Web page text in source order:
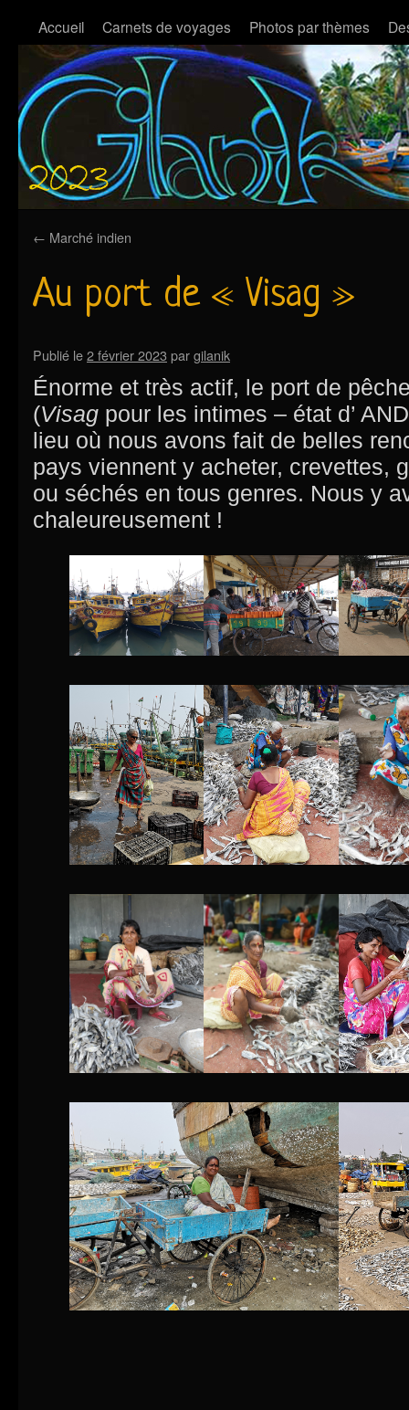
Accueil Carnets de voyages Photos par thèmes
← Marché indien
Au port de « Visag »
Publié le2 février 2023 pargilanik
Énorme et très actif, le port de
(Visag pour les intimes – état d’
lieu où nous avons fait de belles
pays viennent y acheter, crevettes,
ou séchés en tous genres. Nous y
chaleureusement !